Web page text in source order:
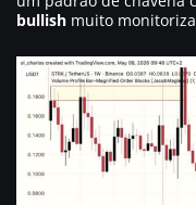
bullish muito